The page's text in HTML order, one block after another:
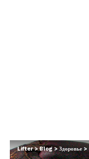
Lifter>Blog>Здоровье>